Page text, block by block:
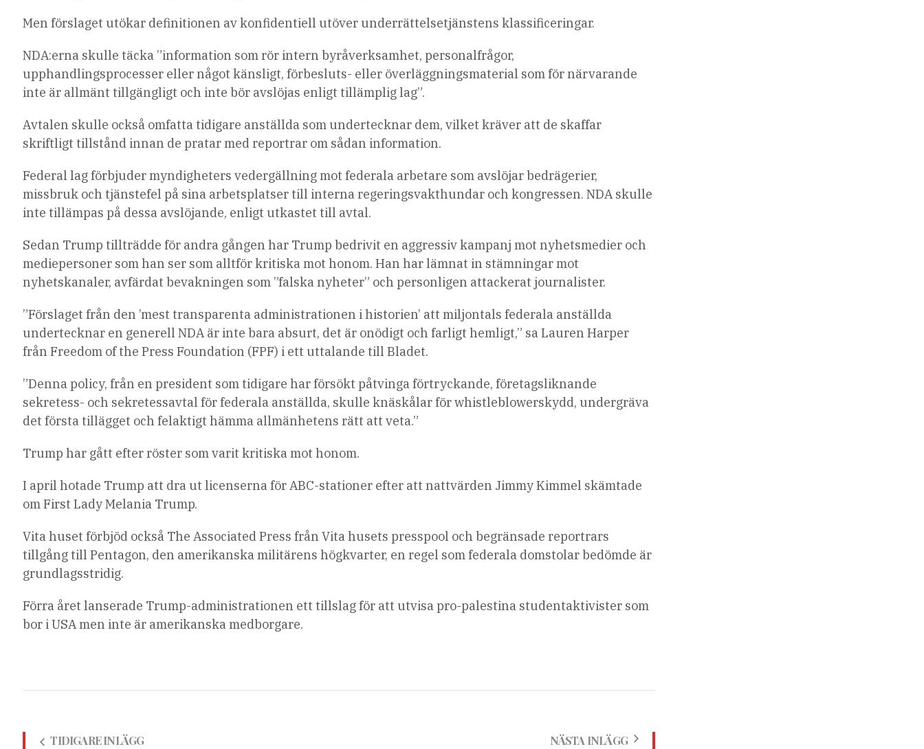
Men förslaget utökar definitionen av konfidentiell utöver underrättelsetjänstens klassificeringar.
NDA:erna skulle täcka ”information som rör intern byråverksamhet, personalfrågor,
upphandlingsprocesser eller något känsligt, förbesluts- eller överläggningsmaterial som för närvarande
inte är allmänt tillgängligt och inte bör avslöjas enligt tillämplig lag”.
Avtalen skulle också omfatta tidigare anställda som undertecknar dem, vilket kräver att de skaffar
skriftligt tillstånd innan de pratar med reportrar om sådan information.
Federal lag förbjuder myndigheters vedergällning mot federala arbetare som avslöjar bedrägerier,
missbruk och tjänstefel på sina arbetsplatser till interna regeringsvakthundar och kongressen. NDA skulle
inte tillämpas på dessa avslöjande, enligt utkastet till avtal.
Sedan Trump tillträdde för andra gången har Trump bedrivit en aggressiv kampanj mot nyhetsmedier och
mediepersoner som han ser som alltför kritiska mot honom. Han har lämnat in stämningar mot
nyhetskanaler, avfärdat bevakningen som ”falska nyheter” och personligen attackerat journalister.
”Förslaget från den ’mest transparenta administrationen i historien’ att miljontals federala anställda
undertecknar en generell NDA är inte bara absurt, det är onödigt och farligt hemligt,” sa Lauren Harper
från Freedom of the Press Foundation (FPF) i ett uttalande till Bladet.
”Denna policy, från en president som tidigare har försökt påtvinga förtryckande, företagsliknande
sekretess- och sekretessavtal för federala anställda, skulle knäskålar för whistleblowerskydd, undergräva
det första tillägget och felaktigt hämma allmänhetens rätt att veta.”
Trump har gått efter röster som varit kritiska mot honom.
I april hotade Trump att dra ut licenserna för ABC-stationer efter att nattvärden Jimmy Kimmel skämtade
om First Lady Melania Trump.
Vita huset förbjöd också The Associated Press från Vita husets presspool och begränsade reportrars
tillgång till Pentagon, den amerikanska militärens högkvarter, en regel som federala domstolar bedömde är
grundlagsstridig.
Förra året lanserade Trump-administrationen ett tillslag för att utvisa pro-palestina studentaktivister som
bor i USA men inte är amerikanska medborgare.
TIDIGARE INLÄGG
NÄSTA INLÄGG